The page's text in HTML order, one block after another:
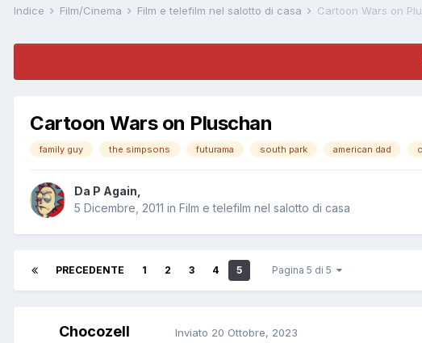
Indice Film/Cinema Film e telefilm nel salotto di casa Cartoon Wars on
Cartoon Wars on Pluschan
family guy the simpsons futurama south park american dad
Da P Again
5 Dicembre, 2011 in Film e telefilm nel salotto di casa
PRECEDENTE 1 2 3 4 5 Pagina 5 di 5
Chocozell Inviato 20 Ottobre, 2023